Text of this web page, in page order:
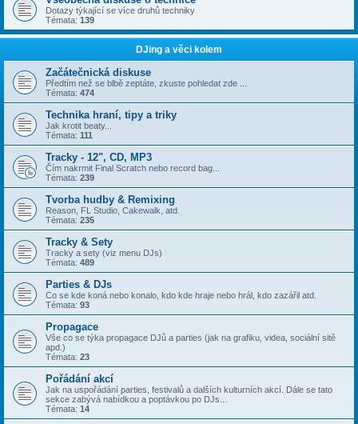
Dotazy týkající se více druhů techniky
Témata: 139
DJing a věci kolem
Začátečnická diskuse
Předtím než se blbě zeptáte, zkuste pohledat zde ...
Témata: 474
Technika hraní, tipy a triky
Jak krotit beaty...
Témata: 111
Tracky - 12", CD, MP3
Čím nakrmit Final Scratch nebo record bag...
Témata: 239
Tvorba hudby & Remixing
Reason, FL Studio, Cakewalk, atd.
Témata: 235
Tracky & Sety
Tracky a sety (viz menu DJs)
Témata: 489
Parties & DJs
Co se kde koná nebo konalo, kdo kde hraje nebo hrál, kdo zazářil atd.
Témata: 93
Propagace
Vše co se týka propagace DJů a parties (jak na grafiku, videa, sociální sitě
apd.)
Témata: 23
Pořádání akcí
Jak na uspořádání parties, festivalů a dalších kulturních akcí. Dále se tato
sekce zabývá nabídkou a poptávkou po DJs...
Témata: 14